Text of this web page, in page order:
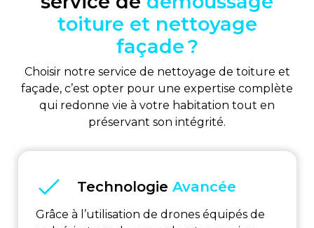
toiture et nettoyage
façade ?
Choisir notre service de nettoyage de toiture et
façade, c’est opter pour une expertise complète
qui redonne vie à votre habitation tout en
préservant son intégrité.
TechnologieAvancée
Grâce à l’utilisation de drones équipés de